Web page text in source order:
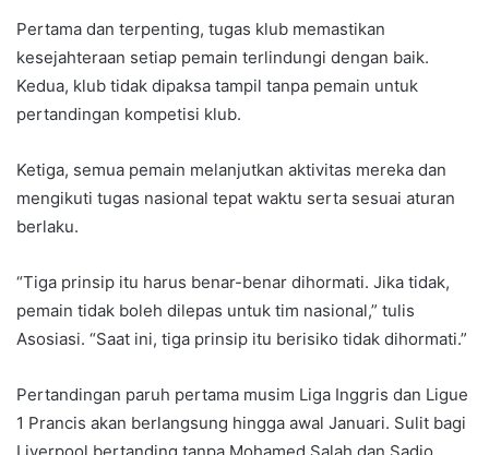
Pertama dan terpenting, tugas klub memastikan
kesejahteraan setiap pemain terlindungi dengan baik.
Kedua, klub tidak dipaksa tampil tanpa pemain untuk
pertandingan kompetisi klub.
Ketiga, semua pemain melanjutkan aktivitas mereka dan
mengikuti tugas nasional tepat waktu serta sesuai aturan
berlaku.
“Tiga prinsip itu harus benar-benar dihormati. Jika tidak,
pemain tidak boleh dilepas untuk tim nasional,” tulis
Asosiasi. “Saat ini, tiga prinsip itu berisiko tidak dihormati.”
Pertandingan paruh pertama musim Liga Inggris dan Ligue
1 Prancis akan berlangsung hingga awal Januari. Sulit bagi
Liverpool bertanding tanpa Mohamed Salah dan Sadio